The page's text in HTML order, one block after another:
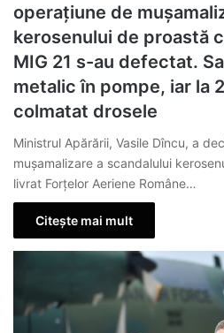
operațiune de
kerosenului de proastă
MIG 21 s-au defectat.
metalic în pompe, iar la
colmatat drosele
Ministrul Apărării, Vasile Dîncu, a
mușamalizare a scandalului
livrat Forțelor Aeriene Române…
Citește mai mult